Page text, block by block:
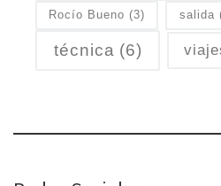
Rocío Bueno (3) salida
técnica (6)